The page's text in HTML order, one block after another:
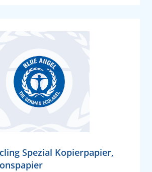
Spezial Kopierpapier,